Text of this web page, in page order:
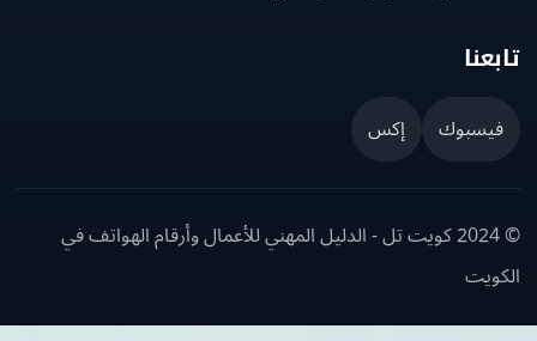
إكس
© 2024 كويت تل - الدليل المهني للأعمال وأرقام الهواتف في